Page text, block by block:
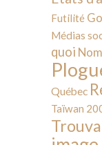
Futilité
Médias
quoi
Québec
Taïwan